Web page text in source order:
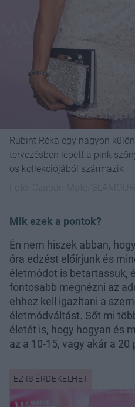
Rubint Réka egy nagyon
tervezésben lépett a pink
os kollekciójából származik
Mik ezek a pontok?
Én nem hiszek abban,
óra edzést előírjunk és
életmódot is betartassuk,
fontosabb megnézni az
ehhez kell igazítani a
életmódváltást. Sőt mi
életét is, hogy hogyan és
az a 10-15, vagy akár a 20